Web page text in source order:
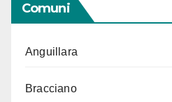
Comuni
Anguillara
Bracciano